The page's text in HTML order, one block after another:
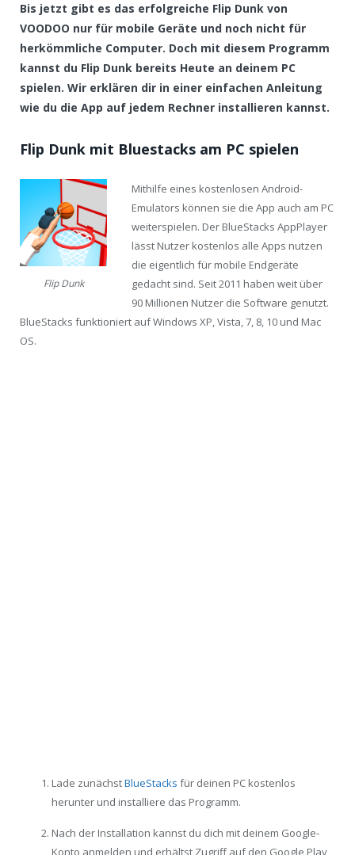
Bis jetzt gibt es das erfolgreiche Flip Dunk von
VOODOO nur für mobile Geräte und noch nicht für
herkömmliche Computer. Doch mit diesem Programm
kannst du Flip Dunk bereits Heute an deinem PC
spielen. Wir erklären dir in einer einfachen Anleitung
wie du die App auf jedem Rechner installieren kannst.
Flip Dunk mit Bluestacks am PC spielen
Flip Dunk
Mithilfe eines kostenlosen Android-
Emulators können sie die App auch am PC
weiterspielen. Der BlueStacks AppPlayer
lässt Nutzer kostenlos alle Apps nutzen
die eigentlich für mobile Endgeräte
gedacht sind. Seit 2011 haben weit über
90 Millionen Nutzer die Software genutzt.
BlueStacks funktioniert auf Windows XP, Vista, 7, 8, 10 und Mac
OS.
Lade zunächstBlueStacks für deinen PC kostenlos
herunter und installiere das Programm.
Nach der Installation kannst du dich mit deinem Google-
Konto anmelden und erhältst Zugriff auf den Google Play